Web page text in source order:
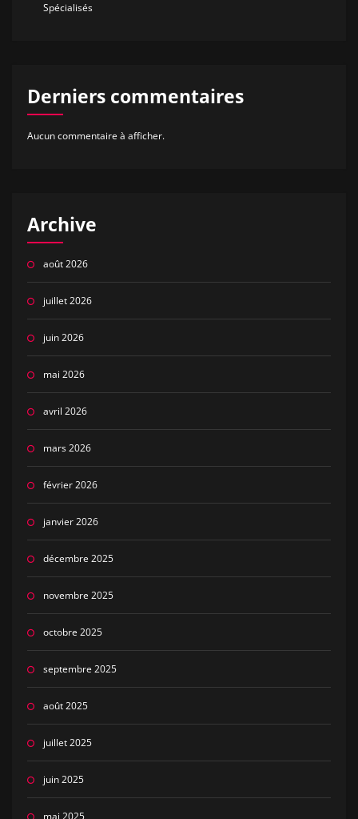
Spécialisés
Derniers commentaires
Aucun commentaire à afficher.
Archive
août 2026
juillet 2026
juin 2026
mai 2026
avril 2026
mars 2026
février 2026
janvier 2026
décembre 2025
novembre 2025
octobre 2025
septembre 2025
août 2025
juillet 2025
juin 2025